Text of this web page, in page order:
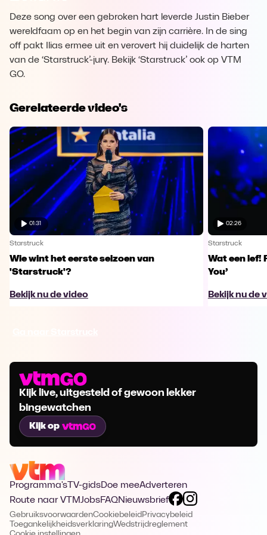
Deze song over een gebroken hart leverde Justin Bieber
wereldfaam op en het begin van zijn carrière. In de sing
off pakt Ilias ermee uit en verovert hij duidelijk de harten
van de ‘Starstruck’-jury. Bekijk ‘Starstruck’ ook op VTM
GO.
Gerelateerde video's
01:31
Starstruck
Wie wint het eerste seizoen van
'Starstruck'?
Bekijk nu de video
02:26
Starstruck
Wat een lef!
You’
Bekijk nu de
Kijk live, uitgesteld of gewoon lekker
bingewatchen
Kijk op
Programma's TV-gidsDoe meeAdverteren
Route naar VTMJobsFAQNieuwsbrief
GebruiksvoorwaardenCookiebeleid Privacybeleid
ToegankelijkheidsverklaringWedstrijdreglement